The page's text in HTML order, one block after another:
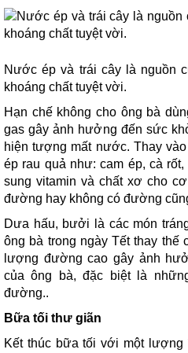
Nước ép và trái cây là nguồn
khoáng chất tuyệt vời.
Hạn chế không cho ông bà
gas gây ảnh hưởng đến sức
hiện tượng mất nước. Thay
ép rau quả như: cam ép, cà
sung vitamin và chất xơ cho
đường hay không có đường
Dưa hấu, bưởi là các món
ông bà trong ngày Tết thay thế
lượng đường cao gây ảnh
của ông bà, đặc biệt là
đường..
Bữa tối thư giãn
Kết thúc bữa tối với một lượng